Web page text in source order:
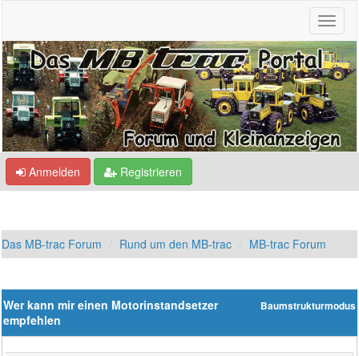
Anmelden Registrieren
Das MB-trac Forum Rund um den MB-trac MB-trac Forum
Baumstrukturmodus
Wer kann mir einen Motorinstandsetzer
empfehlen